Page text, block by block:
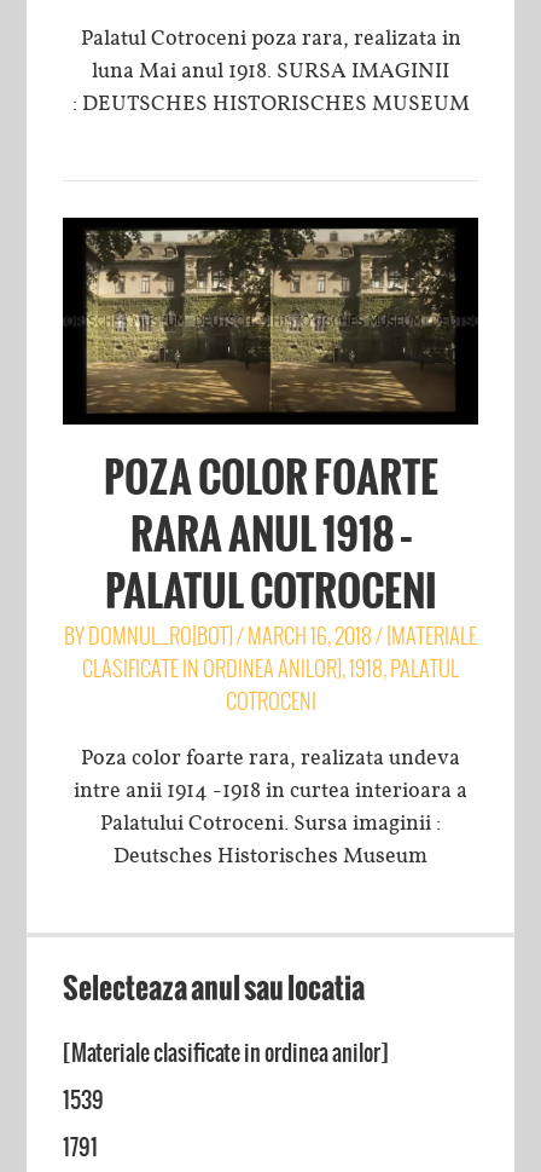
Palatul Cotroceni poza rara, realizata in
luna Mai anul 1918. SURSA IMAGINII
: DEUTSCHES HISTORISCHES MUSEUM
POZA COLOR FOARTE
RARA ANUL 1918 –
PALATUL COTROCENI
BYDOMNUL_RO[BOT]/MARCH 16, 2018/[MATERIALE
CLASIFICATE IN ORDINEA ANILOR],1918,PALATUL
COTROCENI
Poza color foarte rara, realizata undeva
intre anii 1914 -1918 in curtea interioara a
Palatului Cotroceni. Sursa imaginii :
Deutsches Historisches Museum
Selecteaza anul sau locatia
[Materiale clasificate in ordinea anilor]
1539
1791